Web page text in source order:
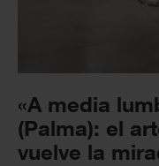
«A media
(Palma): el
vuelve la